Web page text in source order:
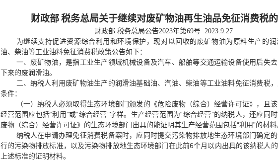
财政部 税务总局关于继续对废矿物油再生油品免征消费税
财政部 税务总局公告2023年第69号 2023.9.27
为继续支持促进资源综合利用和环境保护，现对以回收的废矿物油为原料生产的
油、柴油等工业油料免征消费税政策公告如下：
一、废矿物油，是指工业生产领域机械设备及汽车、船舶等交通运输设备使用后失
下来的废润滑油。
二、纳税人利用废矿物油生产的润滑油基础油、汽油、柴油等工业油料免征消费税，
条件：
（一）纳税人必须取得生态环境部门颁发的《危险废物（综合）经营许可证》，且
经营范围应包括“利用”或“综合经营”字样。生产经营范围为“综合经营”的纳税人，还应同
废物（综合）经营许可证》的生态环境部门出具的能证明其生产经营范围包括“利用”的材料
纳税人在申请办理免征消费税备案时，应同时提交污染物排放地生态环境部门确定
行的污染物排放标准，以及污染物排放地生态环境部门在此前6个月以内出具的该纳税人
上述标准的证明材料。